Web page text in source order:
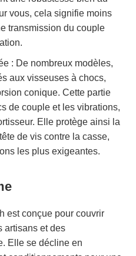
vous, cela signifie moins
transmission du couple
: De nombreux modèles,
aux visseuses à chocs,
conique. Cette partie
de couple et les vibrations,
Elle protège ainsi la
de vis contre la casse,
les plus exigeantes.
est conçue pour couvrir
artisans et des
Elle se décline en